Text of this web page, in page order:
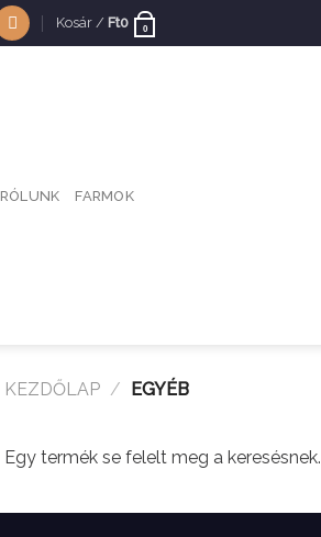
Kosár / Ft0 0
RÓLUNK FARMOK
KEZDŐLAP / EGYÉB
Egy termék se felelt meg a keresésnek.